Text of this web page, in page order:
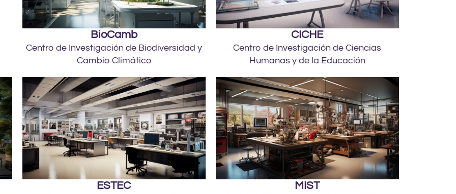
BioCamb
Centro de Investigación de Biodiversidad y
Cambio Climático
CICHE
Centro de Investigación de Ciencias
Humanas y de la Educación
ESTEC MIST